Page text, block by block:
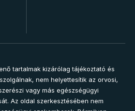
tartalmak kizárólag tájékoztató és
nem helyettesítik az orvosi,
vagy más egészségügyi
Az oldal szerkesztésében nem